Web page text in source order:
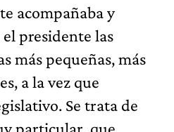
acompañaba y
presidente las
más pequeñas, más
a la vez que
Se trata de
particular, que